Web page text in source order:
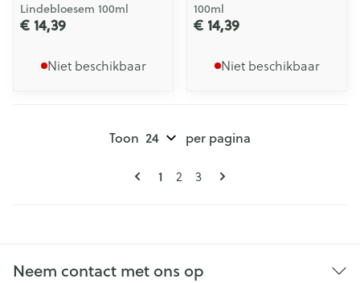
Lindebloesem 100ml
€ 14,39
Niet beschikbaar
100ml
€ 14,39
Niet beschikbaar
Pagina's
U lees momenteel pagina
1 Pagina
2 Pagina
3
Toon per pagina
Neem contact met ons op